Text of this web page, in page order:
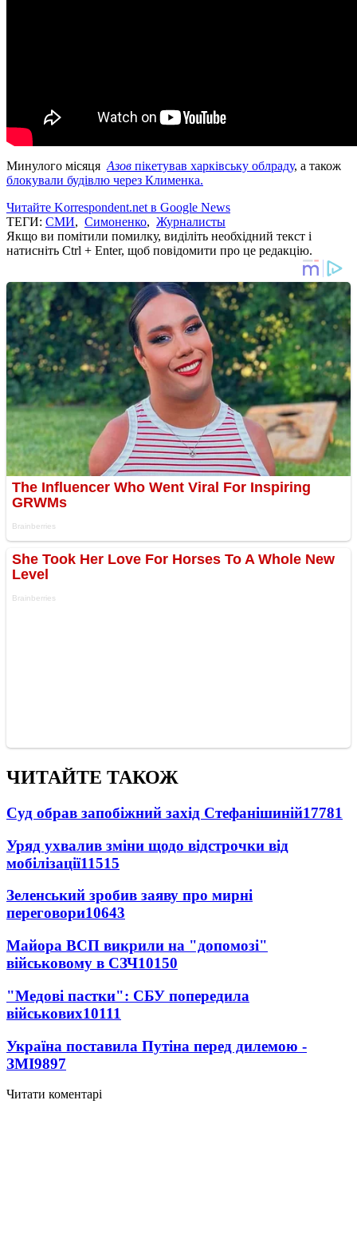
Минулого місяця Азов пікетував харківську облраду, а також
блокували будівлю через Клименка.
Читайте Korrespondent.net в Google News
ТЕГИ: СМИ, Симоненко, Журналисты
Якщо ви помітили помилку, виділіть необхідний текст і
натисніть Ctrl + Enter, щоб повідомити про це редакцію.
ЧИТАЙТЕ ТАКОЖ
Суд обрав запобіжний захід Стефанішиній17781
Уряд ухвалив зміни щодо відстрочки від
мобілізації11515
Зеленський зробив заяву про мирні
переговори10643
Майора ВСП викрили на "допомозі"
військовому в СЗЧ10150
"Медові пастки": СБУ попередила
військових10111
Україна поставила Путіна перед дилемою -
ЗМІ9897
Читати коментарі